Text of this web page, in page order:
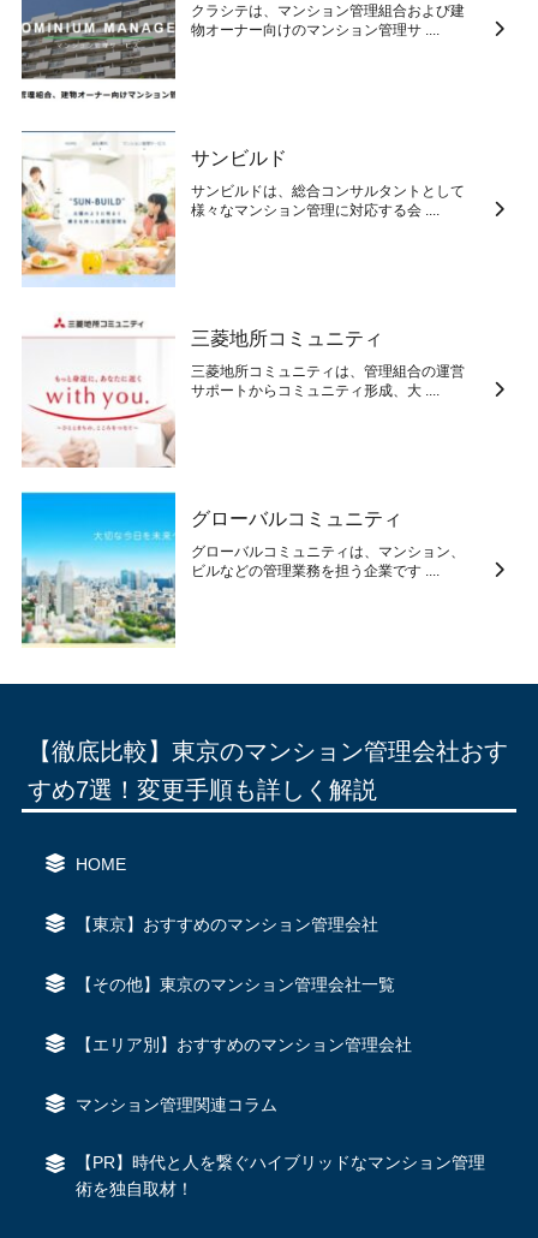
クラシテは、マンション管理組合および建
物オーナー向けのマンション管理サ ....
サンビルド
サンビルドは、総合コンサルタントとして
様々なマンション管理に対応する会 ....
三菱地所コミュニティ
三菱地所コミュニティは、管理組合の運営
サポートからコミュニティ形成、大 ....
グローバルコミュニティ
グローバルコミュニティは、マンション、
ビルなどの管理業務を担う企業です ....
【徹底比較】東京のマンション管理会社おす
すめ7選！変更手順も詳しく解説
HOME
【東京】おすすめのマンション管理会社
【その他】東京のマンション管理会社一覧
【エリア別】おすすめのマンション管理会社
マンション管理関連コラム
【PR】時代と人を繋ぐハイブリッドなマンション管理
術を独自取材！